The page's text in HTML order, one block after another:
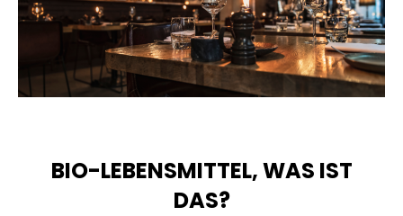
BIO-LEBENSMITTEL, WAS IST
DAS?